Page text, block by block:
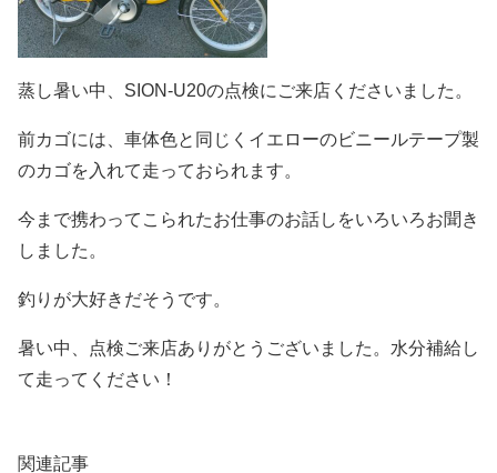
蒸し暑い中、SION-U20の点検にご来店くださいました。
前カゴには、車体色と同じくイエローのビニールテープ製
のカゴを入れて走っておられます。
今まで携わってこられたお仕事のお話しをいろいろお聞き
しました。
釣りが大好きだそうです。
暑い中、点検ご来店ありがとうございました。水分補給し
て走ってください！
関連記事